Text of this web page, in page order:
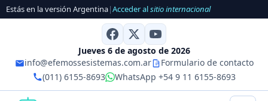
Estás en la versión Argentina|Acceder alsitio internacional
Jueves 6 de agosto de 2026
info@efemossesistemas.com.ar
Formulario de contacto
(011) 6155-8693
WhatsApp +54 9 11 6155-8693